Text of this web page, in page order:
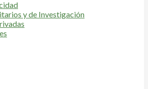
y de Investigación